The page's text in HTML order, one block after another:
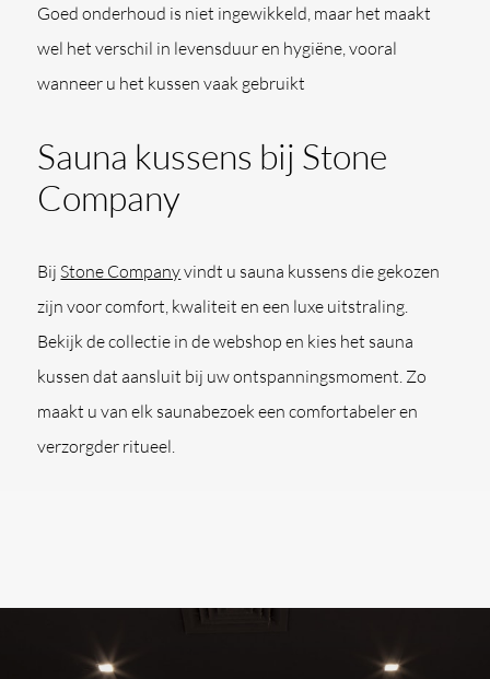
Goed onderhoud is niet ingewikkeld, maar het maakt
wel het verschil in levensduur en hygiëne, vooral
wanneer u het kussen vaak gebruikt
Sauna kussens bij Stone
Company
BijStone Companyvindt u sauna kussens die gekozen
zijn voor comfort, kwaliteit en een luxe uitstraling.
Bekijk de collectie in de webshop en kies het sauna
kussen dat aansluit bij uw ontspanningsmoment. Zo
maakt u van elk saunabezoek een comfortabeler en
verzorgder ritueel.